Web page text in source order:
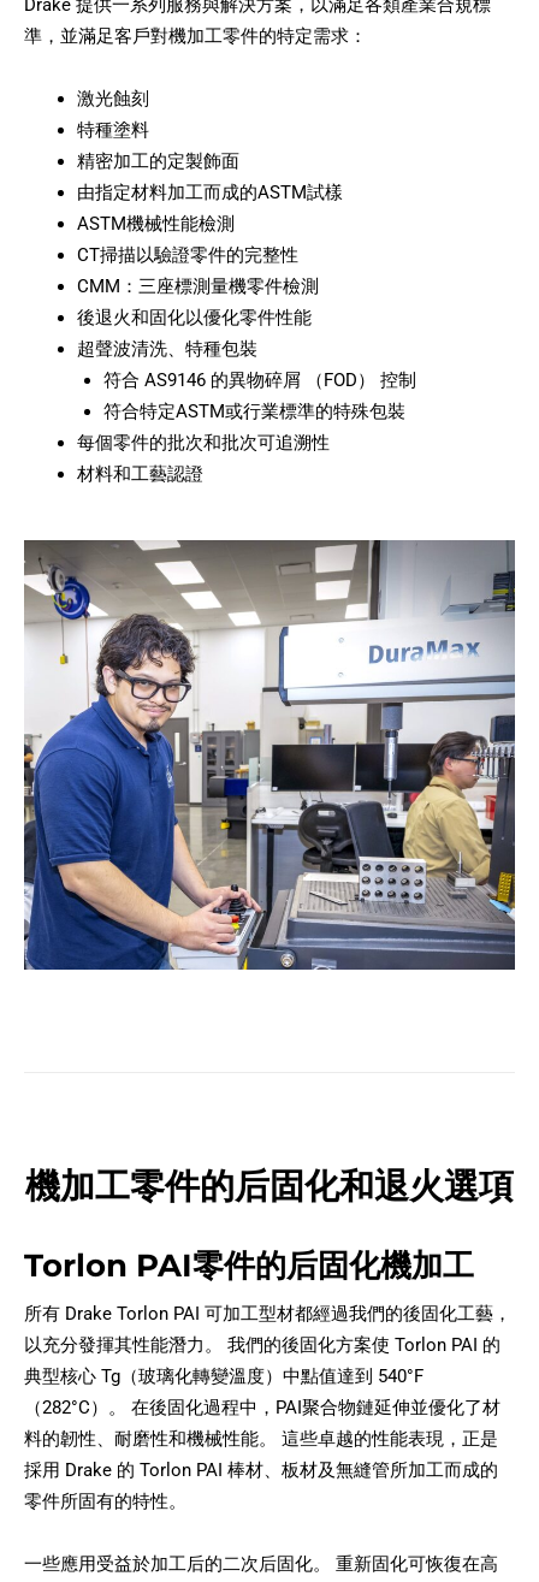
Drake 提供一系列服務與解決方案，以滿足各類產業合規標
準，並滿足客戶對機加工零件的特定需求：
激光蝕刻
特種塗料
精密加工的定製飾面
由指定材料加工而成的ASTM試樣
ASTM機械性能檢測
CT掃描以驗證零件的完整性
CMM：三座標測量機零件檢測
後退火和固化以優化零件性能
超聲波清洗、特種包裝
符合 AS9146 的異物碎屑 （FOD） 控制
符合特定ASTM或行業標準的特殊包裝
每個零件的批次和批次可追溯性
材料和工藝認證
機加工零件的后固化和退火選項
Torlon PAI零件的后固化機加工
所有 Drake Torlon PAI 可加工型材都經過我們的後固化工藝，
以充分發揮其性能潛力。 我們的後固化方案使 Torlon PAI 的
典型核心 Tg（玻璃化轉變溫度）中點值達到 540°F
（282°C）。 在後固化過程中，PAI聚合物鏈延伸並優化了材
料的韌性、耐磨性和機械性能。 這些卓越的性能表現，正是
採用 Drake 的 Torlon PAI 棒材、板材及無縫管所加工而成的
零件所固有的特性。
一些應用受益於加工后的二次后固化。 重新固化可恢復在高